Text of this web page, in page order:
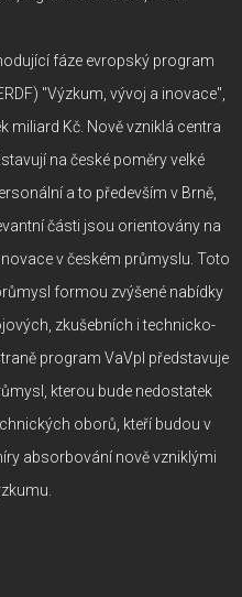
fáze evropský program
"Výzkum, vývoj a inovace",
miliard Kč. Nově vzniklá centra
na české poměry velké
a to především v Brně,
části jsou orientovány na
v českém průmyslu. Toto
formou zvýšené nabídky
zkušebních i technicko-
program VaVpI představuje
kterou bude nedostatek
oborů, kteří budou v
absorbování nově vzniklými